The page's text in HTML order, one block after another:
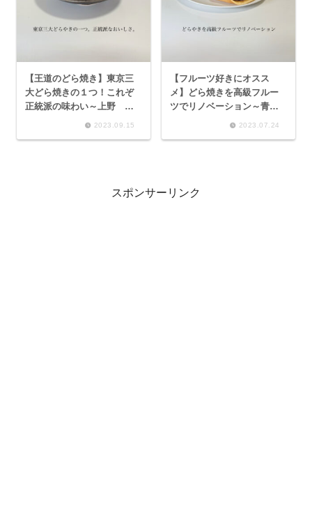
【王道のどら焼き】東京三
大どら焼きの１つ！これぞ
正統派の味わい～上野 う
さぎや どらやき～2023.09.15
【フルーツ好きにオスス
メ】どら焼きを高級フルー
ツでリノベーション～青果
堂 どら焼き 苺、葡萄～
2023.07.24
スポンサーリンク